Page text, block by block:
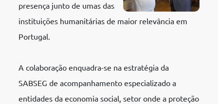
presença junto de umas das
instituições humanitárias de maior relevância em
Portugal.
A colaboração enquadra-se na estratégia da
SABSEG de acompanhamento especializado a
entidades da economia social, setor onde a proteção